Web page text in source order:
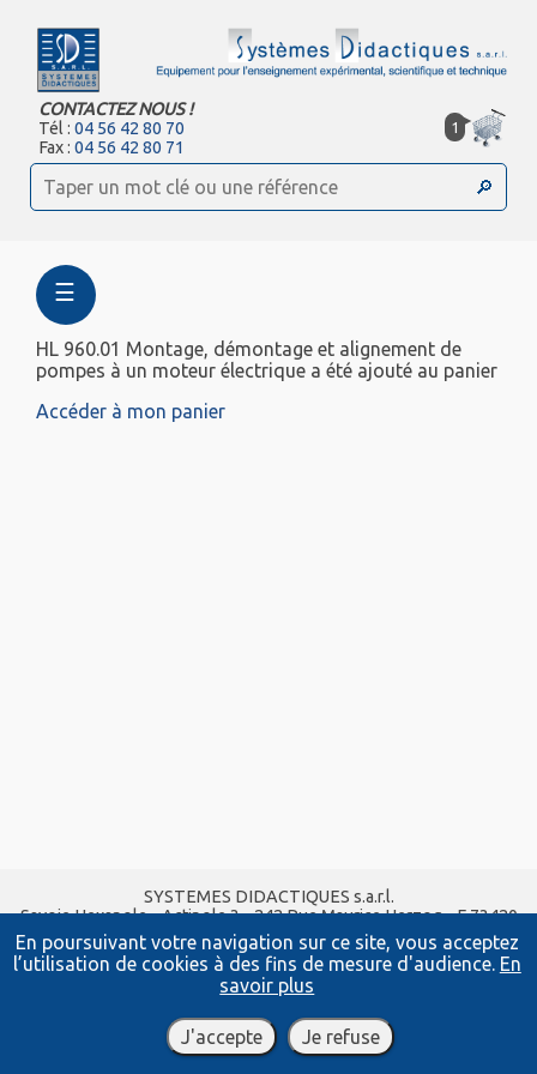
En poursuivant votre navigation sur ce site, vous acceptez
l’utilisation de cookies à des fins de mesure d'audience. En
savoir plus
J'accepte Je refuse
CONTACTEZ NOUS !
Tél :04 56 42 80 70
Fax :04 56 42 80 71
1
☰
HL 960.01 Montage, démontage et alignement de
pompes à un moteur électrique a été ajouté au panier
Accéder à mon panier
SYSTEMES DIDACTIQUES s.a.r.l.
Savoie Hexapole - Actipole 3 - 242 Rue Maurice Herzog - F 73420
VIVIERS DU LAC
Tel : 04 56 42 80 70| Fax :04 56 42 80 71
xavier.granjon@systemes-didactiques.fr
www.systemes-didactiques.fr